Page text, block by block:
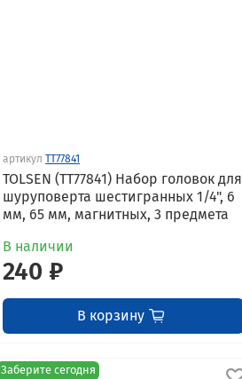
артикул TT77841
TOLSEN (TT77841) Набор головок для
шуруповерта шестигранных 1/4", 6
мм, 65 мм, магнитных, 3 предмета
В наличии
240 ₽
В корзину
Заберите сегодня